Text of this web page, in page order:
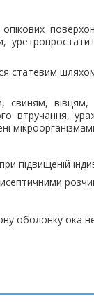
статевим
свиням,
втручання,
підвищеній
оболонку ока